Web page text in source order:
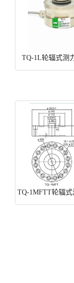
TQ-1L轮辐式测